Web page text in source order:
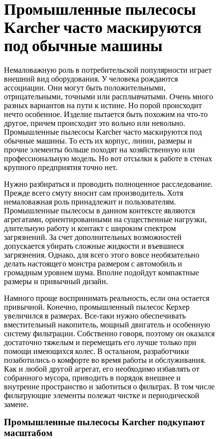
Промышленные пылесосы
Karcher часто маскируются
под обычные машины
Немаловажную роль в потребительской популярности играет
внешний вид оборудования. У человека рождаются
ассоциации. Они могут быть положительными,
отрицательными, точными или расплывчатыми. Очень много
разных вариантов на пути к истине. Но порой происходит
нечто особенное. Изделие пытается быть похожим на что-то
другое, причем происходит это вольно или невольно.
Промышленные пылесосы Karcher часто маскируются под
обычные машины. То есть их корпус, линии, размеры и
прочие элементы больше походят на хозяйственную или
профессиональную модель. Но вот отсылки к работе в стенах
крупного предприятия точно нет.
Нужно разбираться и проводить полноценное расследование.
Прежде всего смуту вносит сам производитель. Хотя
немаловажная роль принадлежит и пользователям.
Промышленные пылесосы в данном контексте являются
агрегатами, ориентированными на существенные нагрузки,
длительную работу и контакт с широким спектром
загрязнений. За счет дополнительных возможностей
допускается убирать сложные жидкости и въевшиеся
загрязнения. Однако, для всего этого вовсе необязательно
делать настоящего монстра размером с автомобиль и
громадным уровнем шума. Вполне подойдут компактные
размеры и привычный дизайн.
Намного проще воспринимать реальность, если она остается
привычной. Конечно, промышленный пылесос Керхер
увеличился в размерах. Все-таки нужно обеспечивать
вместительный накопитель, мощный двигатель и особенную
систему фильтрации. Собственно говоря, поэтому он оказался
достаточно тяжелым и перемещать его лучше только при
помощи имеющихся колес. В остальном, разработчики
позаботились о комфорте во время работы и обслуживания.
Как и любой другой агрегат, его необходимо избавлять от
собранного мусора, приводить в порядок внешнее и
внутренне пространство и заботиться о фильтрах. В том числе
фильтрующие элементы полежат чистке и периодической
замене.
Промышленные пылесосы Karcher подкупают
масштабом